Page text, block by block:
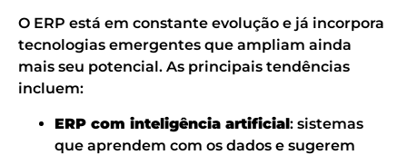
O ERP está em constante evolução e já incorpora
tecnologias emergentes que ampliam ainda
mais seu potencial. As principais tendências
incluem:
ERP com inteligência artificial: sistemas
que aprendem com os dados e sugerem